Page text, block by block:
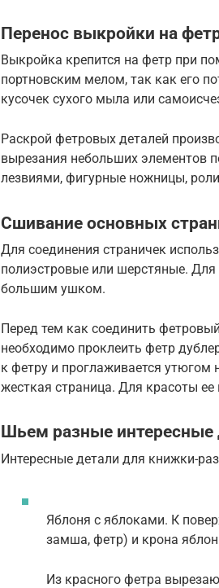
Перенос выкройки на
Выкройка крепится на фетр при
портновским мелом, так как его
кусочек сухого мыла или
Раскрой фетровых деталей
вырезания небольших элементов
лезвиями, фигурные ножницы,
Сшивание основных
Для соединения страничек
полиэстровые или шерстяные.
большим ушком.
Перед тем как соединить
необходимо проклеить фетр
к фетру и проглаживается утюгом
жесткая страница. Для красоты
Шьем разные интересные
Интересные детали для книжки-
Яблоня с яблоками. К
замша, фетр) и крона
Из красного фетра